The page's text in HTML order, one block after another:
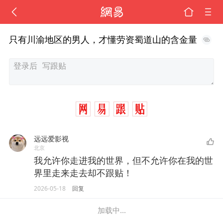
只有川渝地区的男人，才懂劳资蜀道山的含金量
远远爱影视
北京
我允许你走进我的世界，但不允许你在我的世
界里走来走去却不跟贴！
2026-05-18 回复
加载中...